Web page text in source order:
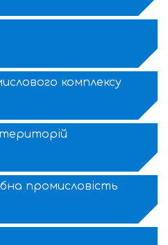
комплексу
територій
промисловість